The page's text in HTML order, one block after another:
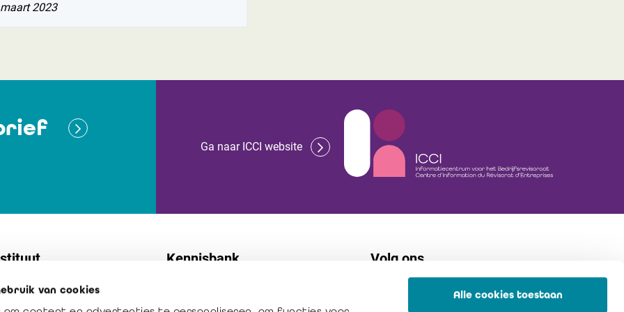
van cookies Alle cookies toestaan
2023
Ga naar ICCI website
Kennisbank Volg ons